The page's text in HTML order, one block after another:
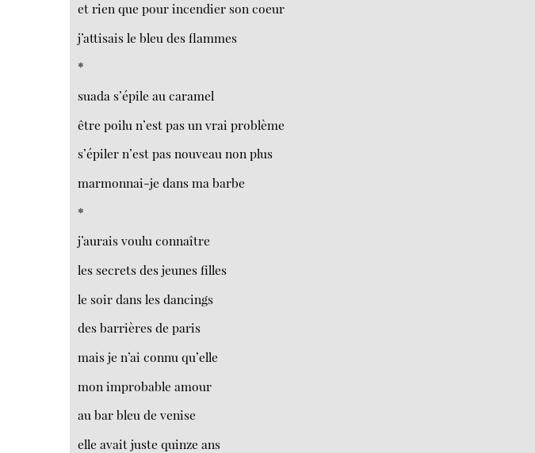
et rien que pour incendier son coeur
j’attisais le bleu des flammes
*
suada s’épile au caramel
être poilu n’est pas un vrai problème
s’épiler n’est pas nouveau non plus
marmonnai-je dans ma barbe
*
j’aurais voulu connaître
les secrets des jeunes filles
le soir dans les dancings
des barrières de paris
mais je n’ai connu qu’elle
mon improbable amour
au bar bleu de venise
elle avait juste quinze ans